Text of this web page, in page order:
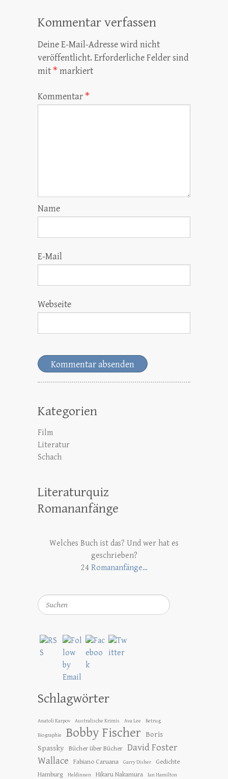
Kommentar verfassen
Deine E-Mail-Adresse wird nicht
veröffentlicht. Erforderliche Felder sind
mit * markiert
Kommentar *
Name
E-Mail
Webseite
Kategorien
Film
Literatur
Schach
Literaturquiz
Romananfänge
Welches Buch ist das? Und wer hat es
geschrieben?
24 Romananfänge…
Suchen
Schlagwörter
Anatoli Karpov Australische Krimis Ava Lee Betrug
Biographie Bobby Fischer Boris
Spassky Bücher über Bücher David Foster
Wallace
Fabiano Caruana Garry Disher
Gedichte
Hamburg
Heldinnen Hikaru Nakamura Ian Hamilton